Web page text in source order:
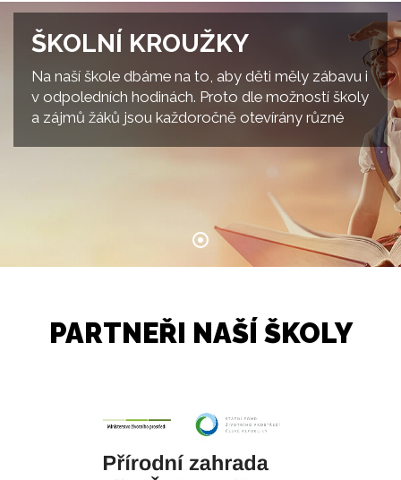
ŠKOLNÍ KROUŽKY
Na naší škole dbáme na to, aby děti měly zábavu i
v odpoledních hodinách. Proto dle možností školy
a zájmů žáků jsou každoročně otevírány různé
PARTNEŘI NAŠÍ ŠKOLY